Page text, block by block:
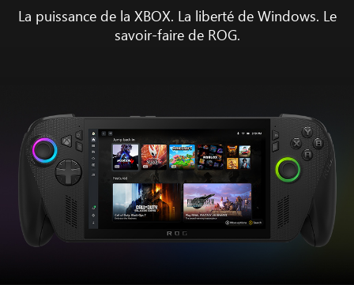
La puissance de la XBOX. La liberté de Windows. Le
savoir-faire de ROG.
illustrant
la
séquence
de
démarrage
de
la